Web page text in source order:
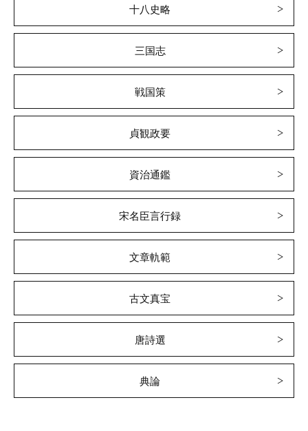
十八史略
三国志
戦国策
貞観政要
資治通鑑
宋名臣言行録
文章軌範
古文真宝
唐詩選
典論